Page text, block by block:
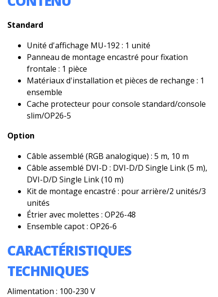
Standard
Unité d'affichage MU-192 : 1 unité
Panneau de montage encastré pour fixation
frontale : 1 pièce
Matériaux d'installation et pièces de rechange : 1
ensemble
Cache protecteur pour console standard/console
slim/OP26-5
Option
Câble assemblé (RGB analogique) : 5 m, 10 m
Câble assemblé DVI-D : DVI-D/D Single Link (5 m),
DVI-D/D Single Link (10 m)
Kit de montage encastré : pour arrière/2 unités/3
unités
Étrier avec molettes : OP26-48
Ensemble capot : OP26-6
CARACTÉRISTIQUES
TECHNIQUES
Alimentation : 100-230 V